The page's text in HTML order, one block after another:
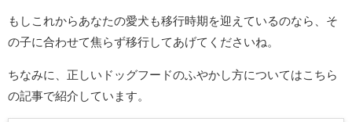
もしこれからあなたの愛犬も移行時期を迎えているのなら、そ
の子に合わせて焦らず移行してあげてくださいね。
ちなみに、正しいドッグフードのふやかし方についてはこちら
の記事で紹介しています。